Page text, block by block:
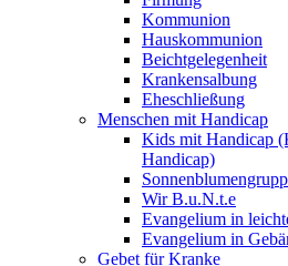
Kommunion
Hauskommunion
Beichtgelegenheit
Krankensalbung
Eheschließung
Menschen mit Handicap
Kids mit Handicap
Handicap)
Wir B.u.N.t.e
Evangelium in
Evangelium in
Gebet für Kranke